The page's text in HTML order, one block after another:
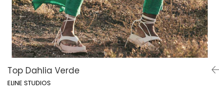
Top Dahlia Verde
ELINE STUDIOS